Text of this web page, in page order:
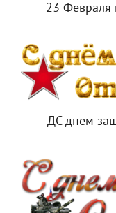
23 Февраля
ДС днем